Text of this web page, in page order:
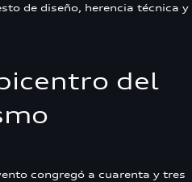
de diseño, herencia técnica y
del
congregó a cuarenta y tres